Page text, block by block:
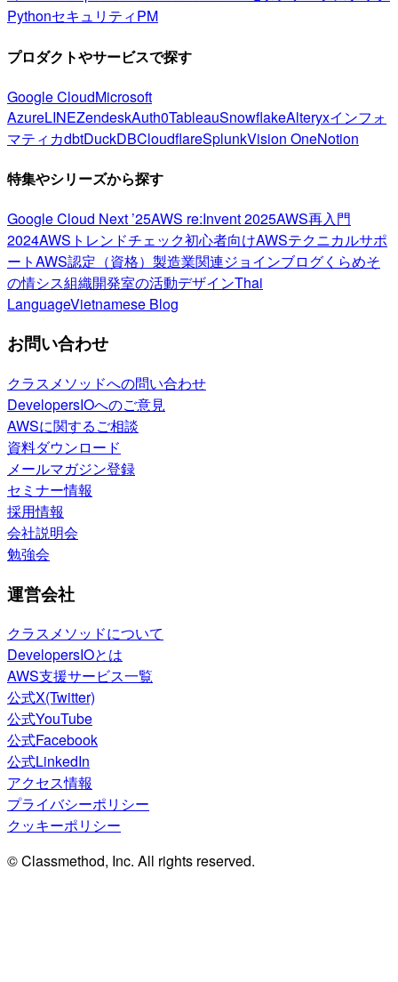
PythonセキュリティPM
プロダクトやサービスで探す
Google CloudMicrosoft
AzureLINEZendeskAuth0TableauSnowflakeAlteryxインフォ
マティカdbtDuckDBCloudflareSplunkVision OneNotion
特集やシリーズから探す
Google Cloud Next ’25AWS re:Invent 2025AWS再入門
2024AWSトレンドチェック初心者向けAWSテクニカルサポ
ートAWS認定（資格） 製造業関連ジョインブログくらめそ
の情シス組織開発室の活動デザインThai
LanguageVietnamese Blog
お問い合わせ
クラスメソッドへの問い合わせ
DevelopersIOへのご意見
AWSに関するご相談
資料ダウンロード
メールマガジン登録
セミナー情報
採用情報
会社説明会
勉強会
運営会社
クラスメソッドについて
DevelopersIOとは
AWS支援サービス一覧
公式X(Twitter)
公式YouTube
公式Facebook
公式LinkedIn
アクセス情報
プライバシーポリシー
クッキーポリシー
© Classmethod, Inc. All rights reserved.